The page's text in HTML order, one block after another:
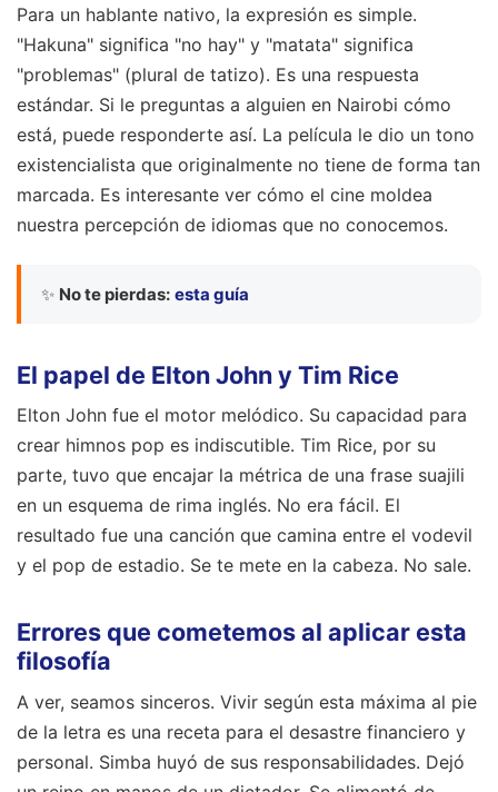
Para un hablante nativo, la expresión es simple.
"Hakuna" significa "no hay" y "matata" significa
"problemas" (plural de tatizo). Es una respuesta
estándar. Si le preguntas a alguien en Nairobi cómo
está, puede responderte así. La película le dio un tono
existencialista que originalmente no tiene de forma tan
marcada. Es interesante ver cómo el cine moldea
nuestra percepción de idiomas que no conocemos.
✨ No te pierdas: esta guía
El papel de Elton John y Tim Rice
Elton John fue el motor melódico. Su capacidad para
crear himnos pop es indiscutible. Tim Rice, por su
parte, tuvo que encajar la métrica de una frase suajili
en un esquema de rima inglés. No era fácil. El
resultado fue una canción que camina entre el vodevil
y el pop de estadio. Se te mete en la cabeza. No sale.
Errores que cometemos al aplicar esta
filosofía
A ver, seamos sinceros. Vivir según esta máxima al pie
de la letra es una receta para el desastre financiero y
personal. Simba huyó de sus responsabilidades. Dejó